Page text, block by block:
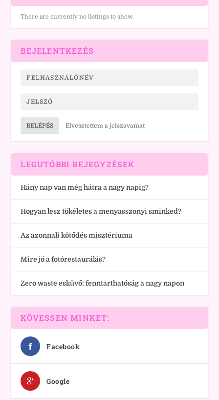
There are currently no listings to show.
BEJELENTKEZÉS
BELÉPÉS Elvesztettem a jelszavamat
LEGUTÓBBI BEJEGYZÉSEK
Hány nap van még hátra a nagy napig?
Hogyan lesz tökéletes a menyasszonyi sminked?
Az azonnali kötődés misztériuma
Mire jó a fotórestaurálás?
Zero waste esküvő: fenntarthatóság a nagy napon
KÖVESSEN MINKET:
Facebook
Google